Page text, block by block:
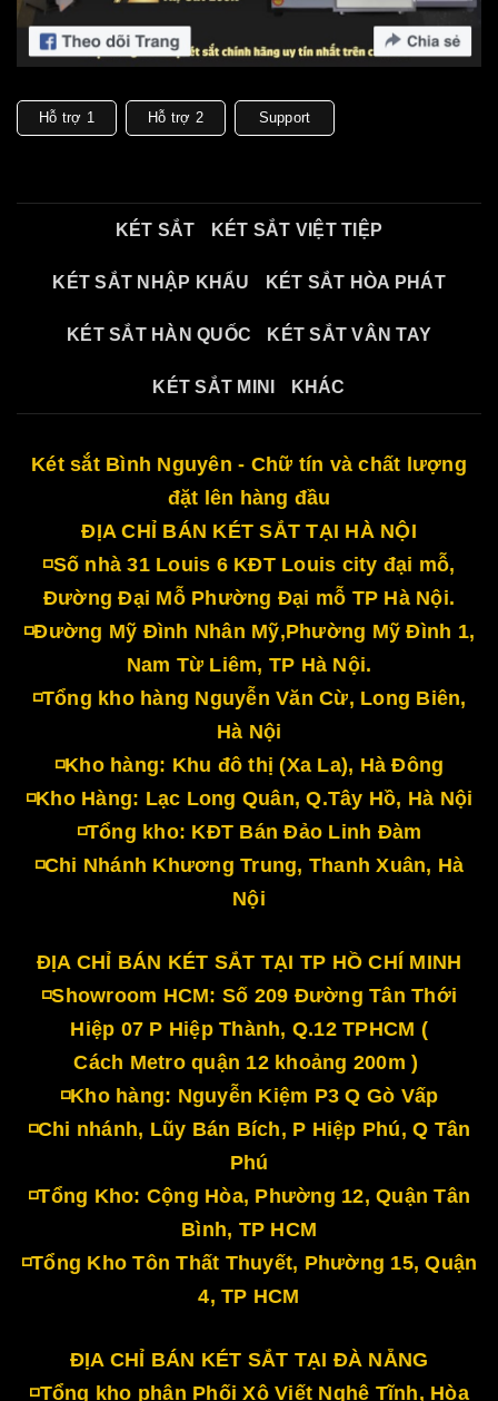
Hỗ trợ 1 Hỗ trợ 2 Support
KÉT SẮT KÉT SẮT VIỆT TIỆP
KÉT SẮT NHẬP KHẨU KÉT SẮT HÒA PHÁT
KÉT SẮT HÀN QUỐC KÉT SẮT VÂN TAY
KÉT SẮT MINI KHÁC
Két sắt Bình Nguyên - Chữ tín và chất lượng
đặt lên hàng đầu
ĐỊA CHỈ BÁN KÉT SẮT TẠI HÀ NỘI
◽Số nhà 31 Louis 6 KĐT Louis city đại mỗ,
Đường Đại Mỗ Phường Đại mỗ TP Hà Nội.
◽Đường Mỹ Đình Nhân Mỹ,Phường Mỹ Đình 1,
Nam Từ Liêm, TP Hà Nội.
◽Tổng kho hàng Nguyễn Văn Cừ, Long Biên,
Hà Nội
◽Kho hàng: Khu đô thị (Xa La), Hà Đông
◽Kho Hàng: Lạc Long Quân, Q.Tây Hồ, Hà Nội
◽Tổng kho: KĐT Bán Đảo Linh Đàm
◽Chi Nhánh Khương Trung, Thanh Xuân, Hà
Nội
ĐỊA CHỈ BÁN KÉT SẮT TẠI TP HỒ CHÍ MINH
◽Showroom HCM: Số 209 Đường Tân Thới
Hiệp 07 P Hiệp Thành, Q.12 TPHCM (
Cách Metro quận 12 khoảng 200m )
◽Kho hàng: Nguyễn Kiệm P3 Q Gò Vấp
◽Chi nhánh, Lũy Bán Bích, P Hiệp Phú, Q Tân
Phú
◽Tổng Kho: Cộng Hòa, Phường 12, Quận Tân
Bình, TP HCM
◽Tổng Kho Tôn Thất Thuyết, Phường 15, Quận
4, TP HCM
ĐỊA CHỈ BÁN KÉT SẮT TẠI ĐÀ NẴNG
◽Tổng kho phân Phối Xô Viết Nghệ Tĩnh, Hòa